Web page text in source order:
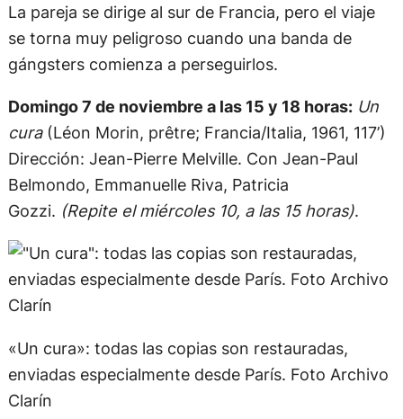
La pareja se dirige al sur de Francia, pero el viaje
se torna muy peligroso cuando una banda de
gángsters comienza a perseguirlos.
Domingo 7 de noviembre a las 15 y 18 horas: Un
cura(Léon Morin, prêtre; Francia/Italia, 1961, 117’)
Dirección: Jean-Pierre Melville. Con Jean-Paul
Belmondo, Emmanuelle Riva, Patricia
Gozzi. (Repite el miércoles 10, a las 15 horas).
«Un cura»: todas las copias son restauradas,
enviadas especialmente desde París. Foto Archivo
Clarín